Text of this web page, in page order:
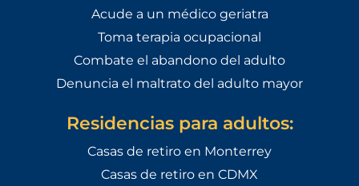
Acude a un médico geriatra
Toma terapia ocupacional
Combate el abandono del adulto
Denuncia el maltrato del adulto mayor
Residencias para adultos:
Casas de retiro en Monterrey
Casas de retiro en CDMX